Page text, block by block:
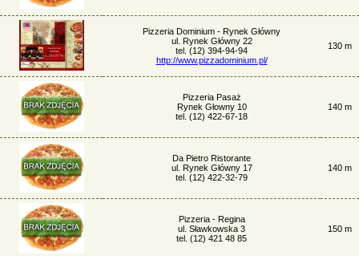
Pizzeria Dominium - Rynek Główny
ul. Rynek Główny 22
tel. (12) 394-94-94
http://www.pizzadominium.pl/
130 m
Pizzeria Pasaż
Rynek Głowny 10
tel. (12) 422-67-18
140 m
Da Pietro Ristorante
ul. Rynek Główny 17
tel. (12) 422-32-79
140 m
Pizzeria - Regina
ul. Sławkowska 3
tel. (12) 421 48 85
150 m